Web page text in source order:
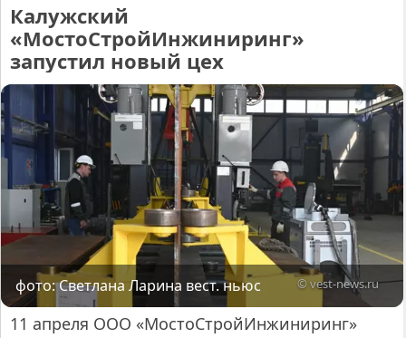
Калужский
«МостоСтройИнжиниринг»
запустил новый цех
фото: Светлана Ларина вест. ньюс © vest-news.ru
11 апреля ООО «МостоСтройИнжиниринг»